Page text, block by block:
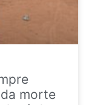
morte